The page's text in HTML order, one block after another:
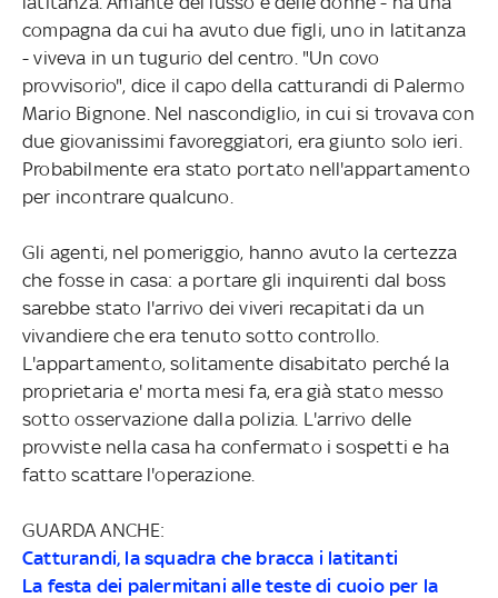
compagna da cui ha avuto due figli, uno in latitanza
- viveva in un tugurio del centro. "Un covo
provvisorio", dice il capo della catturandi di Palermo
Mario Bignone. Nel nascondiglio, in cui si trovava con
due giovanissimi favoreggiatori, era giunto solo ieri.
Probabilmente era stato portato nell'appartamento
per incontrare qualcuno.
Gli agenti, nel pomeriggio, hanno avuto la certezza
che fosse in casa: a portare gli inquirenti dal boss
sarebbe stato l'arrivo dei viveri recapitati da un
vivandiere che era tenuto sotto controllo.
L'appartamento, solitamente disabitato perché la
proprietaria e' morta mesi fa, era già stato messo
sotto osservazione dalla polizia. L'arrivo delle
provviste nella casa ha confermato i sospetti e ha
fatto scattare l'operazione.
GUARDA ANCHE:
Catturandi, la squadra che bracca i latitanti
La festa dei palermitani alle teste di cuoio per la